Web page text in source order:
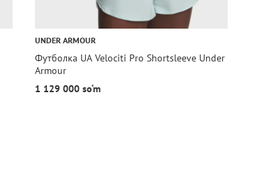
UNDER ARMOUR
Футболка UA Velociti Pro Shortsleeve Under
Armour
1 129 000 so‘m